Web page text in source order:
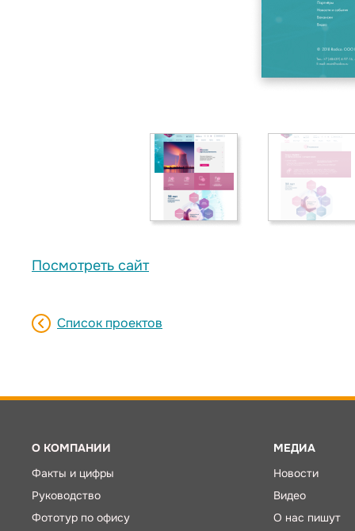
Посмотреть сайт
Список проектов
О КОМПАНИИ
Факты и цифры
Руководство
Фототур по офису
МЕДИА
Новости
Видео
О нас пишут